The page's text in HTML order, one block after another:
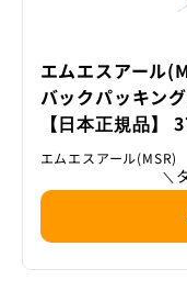
エムエスアール
バックパッキン
【日本正規品】
エムエスアール(MSR)
＼